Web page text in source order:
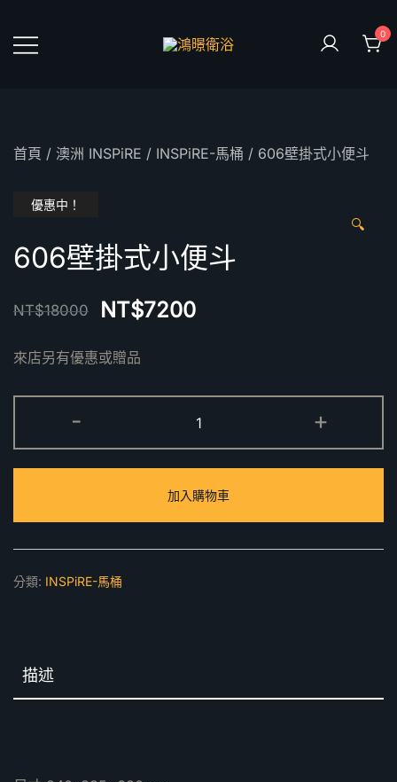
content
0
首頁 / 澳洲 INSPiRE / INSPiRE-馬桶 / 606壁掛式小便斗
優惠中！
🔍
606壁掛式小便斗
NT$18000 NT$7200
來店另有優惠或贈品
-
壁
掛
小
便
斗
+
加入購物車
分類: INSPiRE-馬桶
描述